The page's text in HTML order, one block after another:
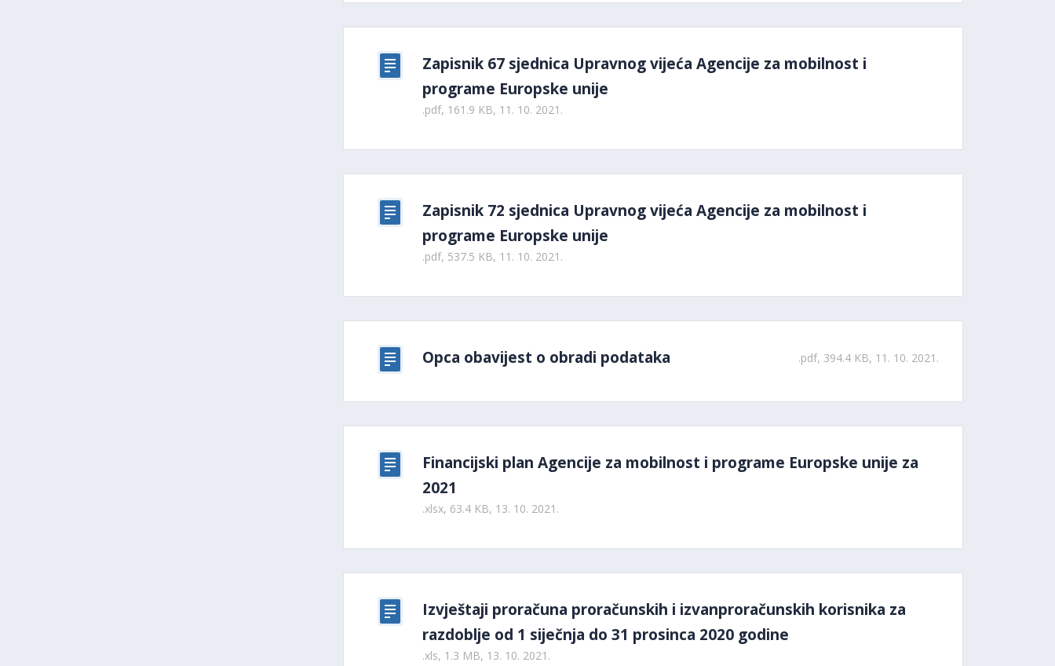
Zapisnik 67 sjednica Upravnog vijeća Agencije za mobilnost i
programe Europske unije
.pdf, 161.9 KB, 11. 10. 2021.
Zapisnik 72 sjednica Upravnog vijeća Agencije za mobilnost i
programe Europske unije
.pdf, 537.5 KB, 11. 10. 2021.
Opca obavijest o obradi podataka .pdf, 394.4 KB, 11. 10. 2021.
Financijski plan Agencije za mobilnost i programe Europske unije za
2021
.xlsx, 63.4 KB, 13. 10. 2021.
Izvještaji proračuna proračunskih i izvanproračunskih korisnika za
razdoblje od 1 siječnja do 31 prosinca 2020 godine
.xls, 1.3 MB, 13. 10. 2021.